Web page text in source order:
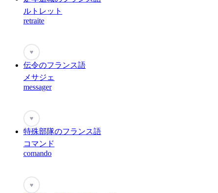
ルトレット
retraite
♥
伝令のフランス語
メサジェ
messager
♥
特殊部隊のフランス語
コマンド
comando
♥